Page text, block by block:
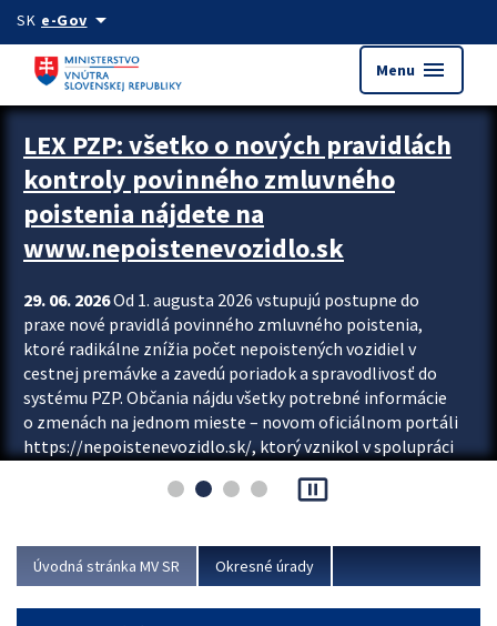
Preskocit na hlavný obsah
SK e-Govarrow_drop_down
Menu menu
Zastavit automatický posun upútavok
LEX PZP: všetko o nových pravidlách
kontroly povinného zmluvného
poistenia nájdete na
www.nepoistenevozidlo.sk
29. 06. 2026Od 1. augusta 2026 vstupujú postupne do
praxe nové pravidlá povinného zmluvného poistenia,
ktoré radikálne znížia počet nepoistených vozidiel v
cestnej premávke a zavedú poriadok a spravodlivosť do
systému PZP. Občania nájdu všetky potrebné informácie
o zmenách na jednom mieste – novom oficiálnom portáli
https://nepoistenevozidlo.sk/, ktorý vznikol v spolupráci
asociácie poisťovní (SLASPO) a Ministerstva vnútra SR.
Viac
pause_presentation
Úvodná stránka MV SR Okresné úrady